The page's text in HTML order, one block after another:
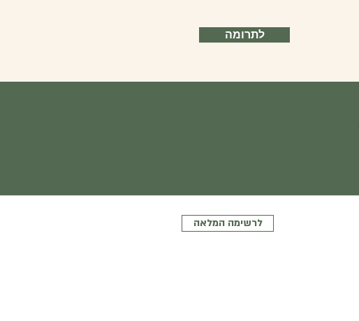
לתרומה
לרשימה המלאה